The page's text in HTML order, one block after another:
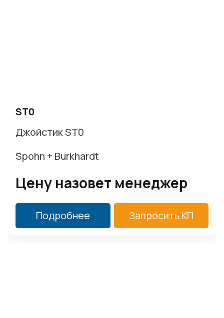
ST0
Джойстик ST0
Spohn + Burkhardt
Цену назовет менеджер
Подробнее Запросить КП